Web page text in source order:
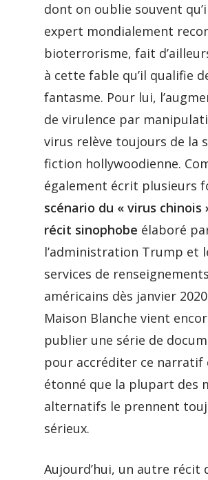
dont on oublie souvent
expert mondialement
bioterrorisme, fait
à cette fable qu’il qualifie
fantasme. Pour lui,
de virulence par
virus relève toujours de la
fiction hollywoodienne.
également écrit plusieurs
scénario du « virus chinois
récit sinophobe élaboré
l’administration Trump et
services de renseignements
américains dès janvier
Maison Blanche vient
publier une série de
pour accréditer ce narratif
étonné que la plupart des
alternatifs le prennent
sérieux.
Aujourd’hui, un autre récit